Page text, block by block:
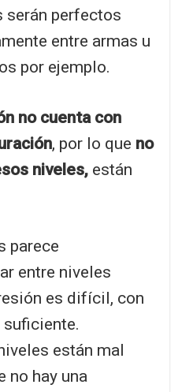
serán perfectos
entre armas u
por ejemplo.
no cuenta con
, por lo que no
niveles, están
parece
entre niveles
es difícil, con
suficiente.
están mal
no hay una